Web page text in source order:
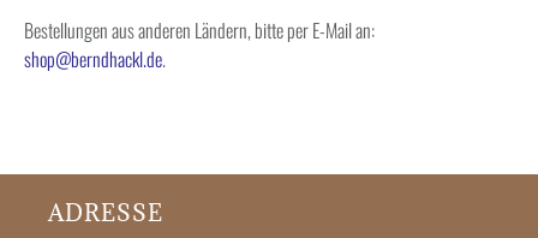
Bestellungen aus anderen Ländern, bitte per E-Mail an:
shop@berndhackl.de.
ADRESSE